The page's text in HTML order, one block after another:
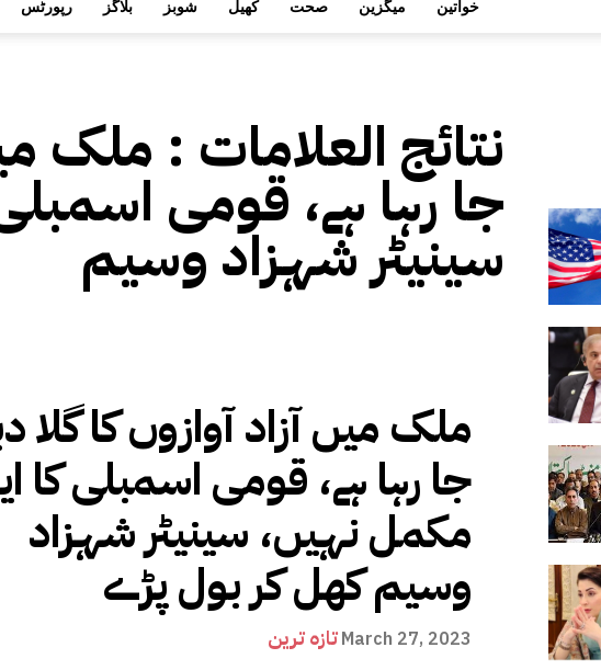
رپورٹس بلاگز شوبز کھیل صحت میگزین خواتین
نتائج العلامات : ملک
جا رہا ہے، قومی
سینیٹر شہزاد وسیم
ملک میں آزاد آوازوں کا گلا
جا رہا ہے، قومی اسمبلی کا
مکمل نہیں، سینیٹر شہزاد
وسیم کھل کر بول پڑے
تازہ ترینMarch 27, 2023